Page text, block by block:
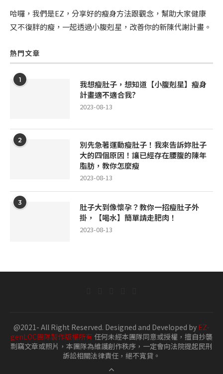
哈囉，我們是EZ，分享好的瘦身方法跟觀念，幫助大家健康
又不復胖的瘦，一起透過小腹剋星，改善你的新陳代謝計畫。
熱門文章
1
我想瘦肚子，想知道【小腹剋星】瘦身
計畫適不適合我?
2023-08-13
2
別先急著運動瘦肚子！我來告訴妳肚子
大的四個原因！讓已經存在腰腹的陳年
脂肪，教你怎麼瘦
2023-08-13
3
肚子大到像懷孕？教你一招瘦肚子外
掛，【喝水】簡單請走肥肉！
2023-08-13
@2021- All Right Reserved. Designed and Developed by EZ-
genLOC團隊製作版權所有 任何未經本團隊同意或授權，擅自抄襲
剽竊文章或照片，本團隊為維護創作秩序，一定會向法院提起民刑
訴訟相關法律責任，絕不寬貸。